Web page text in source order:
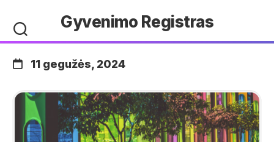
content
Gyvenimo Registras
11 gegužės, 2024